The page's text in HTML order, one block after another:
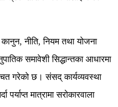
नीति, नियम तथा योजना
समावेशी सिद्धान्तका आधारमा
गरेको छ। संसद् कार्यव्यवस्था
पर्याप्त मात्रामा सरोकारवाला